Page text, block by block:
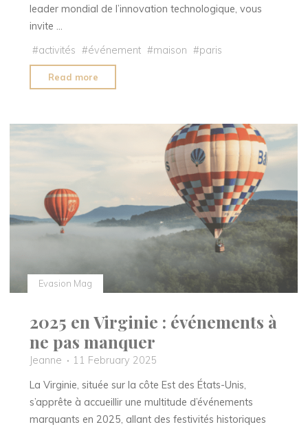
leader mondial de l’innovation technologique, vous
invite …
#activités #événement #maison #paris
Read more
HOME
:
manquer
Evasion Mag
2025 en Virginie : événements à
ne pas manquer
Jeanne
11 February 2025
La Virginie, située sur la côte Est des États-Unis,
s’apprête à accueillir une multitude d’événements
marquants en 2025, allant des festivités historiques